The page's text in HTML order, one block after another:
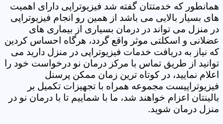
همانطور که خدمتتان گفته شد فیزیوتراپی دارای اهمیت
های بسیار بالایی می باشد از همین رو انجام فیزیوتراپی
در منزل می تواند در درمان بسیاری از بیماری های
عضلانی و اسکلتی موثر واقع گردد، هرگاه احساس کردین
که نیاز به دریافت خدمات فیزیوتراپی در منزل دارید می
توانید از طریق تماس با مرکز درمان نو درخواست خود را
اعلام نمایید، در کوتاه ترین زمان ممکن پرسنل
فیزیوتراپیست مجموعه همراه با تجهیزات تکمیل بر
بالینتان اعزام خواهند شد، ما با شماییم تا با درمان نو در
منزل درمان شوید.